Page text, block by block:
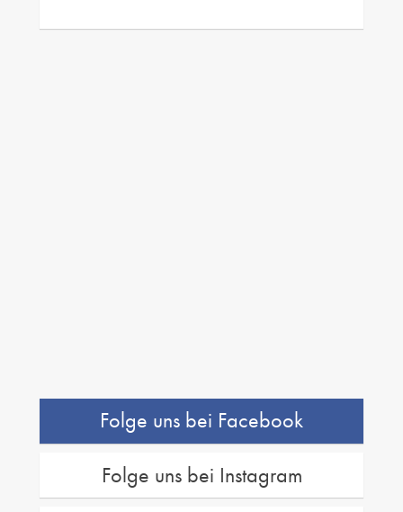
Folge uns bei Facebook
Folge uns bei Instagram